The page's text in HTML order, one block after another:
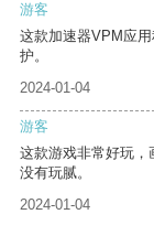
游客
这款加速器VPM应
护。
2024-01-04
游客
这款游戏非常好玩，
没有玩腻。
2024-01-04